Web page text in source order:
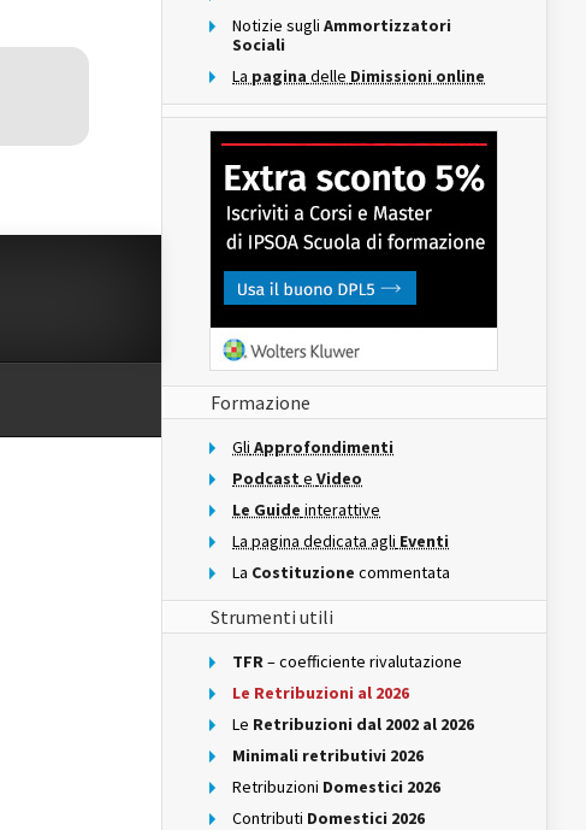
Notizie sugli Ammortizzatori
Sociali
La pagina delle Dimissioni online
Formazione
Gli Approfondimenti
Podcast e Video
Le Guide interattive
La pagina dedicata agli Eventi
La Costituzione commentata
Strumenti utili
TFR– coefficiente rivalutazione
Le Retribuzioni al 2026
Le Retribuzioni dal 2002 al 2026
Minimali retributivi 2026
Retribuzioni Domestici 2026
Contributi Domestici 2026